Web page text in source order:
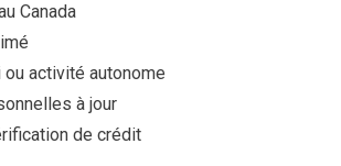
Canada
ou activité autonome
à jour
de crédit